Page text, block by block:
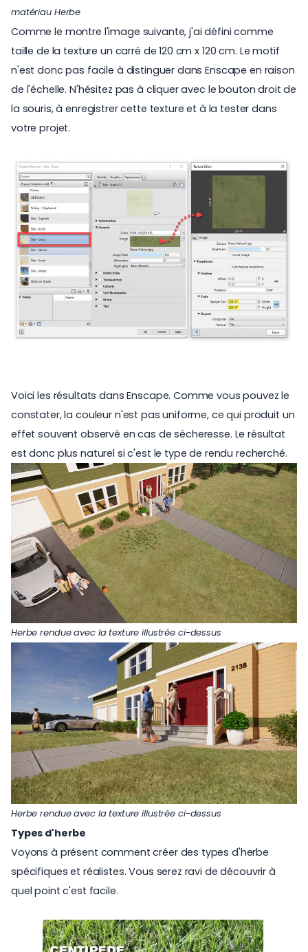
matériau Herbe
Comme le montre l'image suivante, j'ai défini comme
taille de la texture un carré de 120 cm x 120 cm. Le motif
n'est donc pas facile à distinguer dans Enscape en raison
de l'échelle. N'hésitez pas à cliquer avec le bouton droit de
la souris, à enregistrer cette texture et à la tester dans
votre projet.
Voici les résultats dans Enscape. Comme vous pouvez le
constater, la couleur n'est pas uniforme, ce qui produit un
effet souvent observé en cas de sécheresse. Le résultat
est donc plus naturel si c'est le type de rendu recherché.
Herbe rendue avec la texture illustrée ci-dessus
Herbe rendue avec la texture illustrée ci-dessus
Types d'herbe
Voyons à présent comment créer des types d'herbe
spécifiques et réalistes. Vous serez ravi de découvrir à
quel point c'est facile.